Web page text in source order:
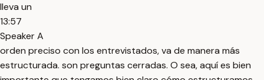
lleva un
13:57
Speaker A
orden preciso con los entrevistados, va de manera más
estructurada. son preguntas cerradas. O sea, aquí es bien